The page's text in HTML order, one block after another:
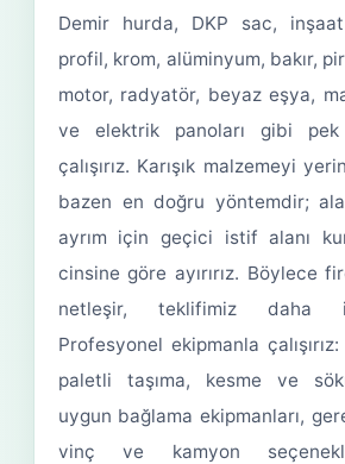
Demir hurda, DKP sac,
profil, krom, alüminyum, bakır,
motor, radyatör, beyaz eşya,
ve elektrik panoları gibi
çalışırız. Karışık malzemeyi
bazen en doğru yöntemdir;
ayrım için geçici istif alanı
cinsine göre ayırırız. Böylece
netleşir, teklifimiz daha
Profesyonel ekipmanla
paletli taşıma, kesme ve
uygun bağlama ekipmanları,
vinç ve kamyon